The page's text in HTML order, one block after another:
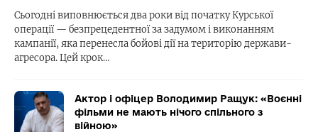
Сьогодні виповнюється два роки від початку Курської
операції — безпрецедентної за задумом і виконанням
кампанії, яка перенесла бойові дії на територію держави-
агресора. Цей крок…
Актор і офіцер Володимир Ращук: «Воєнні
фільми не мають нічого спільного з
війною»